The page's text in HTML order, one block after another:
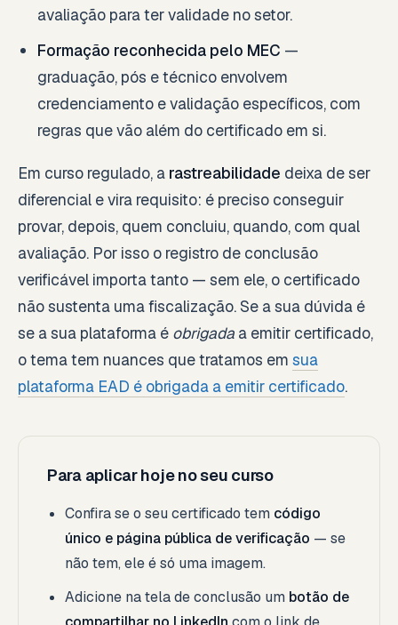
avaliação para ter validade no setor.
Formação reconhecida pelo MEC —
graduação, pós e técnico envolvem
credenciamento e validação específicos, com
regras que vão além do certificado em si.
Em curso regulado, a rastreabilidade deixa de ser
diferencial e vira requisito: é preciso conseguir
provar, depois, quem concluiu, quando, com qual
avaliação. Por isso o registro de conclusão
verificável importa tanto — sem ele, o certificado
não sustenta uma fiscalização. Se a sua dúvida é
se a sua plataforma é obrigada a emitir certificado,
o tema tem nuances que tratamos em sua
plataforma EAD é obrigada a emitir certificado.
Para aplicar hoje no seu curso
Confira se o seu certificado tem código
único e página pública de verificação — se
não tem, ele é só uma imagem.
Adicione na tela de conclusão um botão de